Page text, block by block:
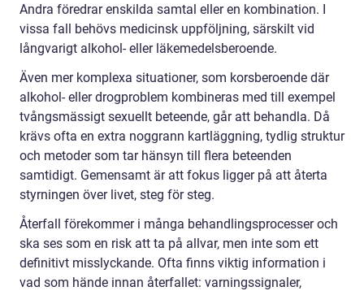
Andra föredrar enskilda samtal eller en kombination. I
vissa fall behövs medicinsk uppföljning, särskilt vid
långvarigt alkohol- eller läkemedelsberoende.
Även mer komplexa situationer, som korsberoende där
alkohol- eller drogproblem kombineras med till exempel
tvångsmässigt sexuellt beteende, går att behandla. Då
krävs ofta en extra noggrann kartläggning, tydlig struktur
och metoder som tar hänsyn till flera beteenden
samtidigt. Gemensamt är att fokus ligger på att återta
styrningen över livet, steg för steg.
Återfall förekommer i många behandlingsprocesser och
ska ses som en risk att ta på allvar, men inte som ett
definitivt misslyckande. Ofta finns viktig information i
vad som hände innan återfallet: varningssignaler,